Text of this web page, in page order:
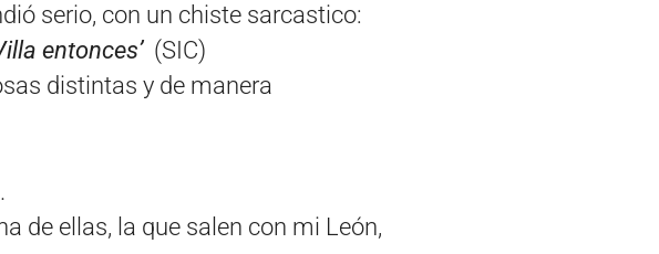
serio, con un chiste sarcastico:
entonces’(SIC)
distintas y de manera
de ellas, la que salen con mi León,